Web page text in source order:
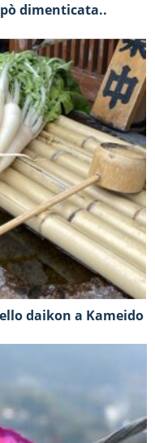
dimenticata..
daikon a Kameido